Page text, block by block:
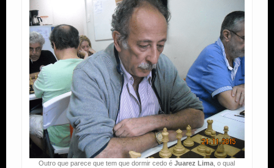
Outro que parece que tem que dormir cedo éJuarez Lima , o qual